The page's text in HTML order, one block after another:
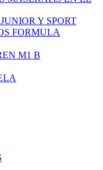
Y SPORT
FORMULA
M1 B